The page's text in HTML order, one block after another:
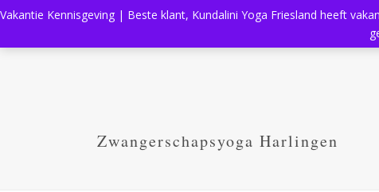
Zwangerschapsyoga Harlingen
Vakantie Kennisgeving | Beste klant, Kundalini Yoga Friesland heeft